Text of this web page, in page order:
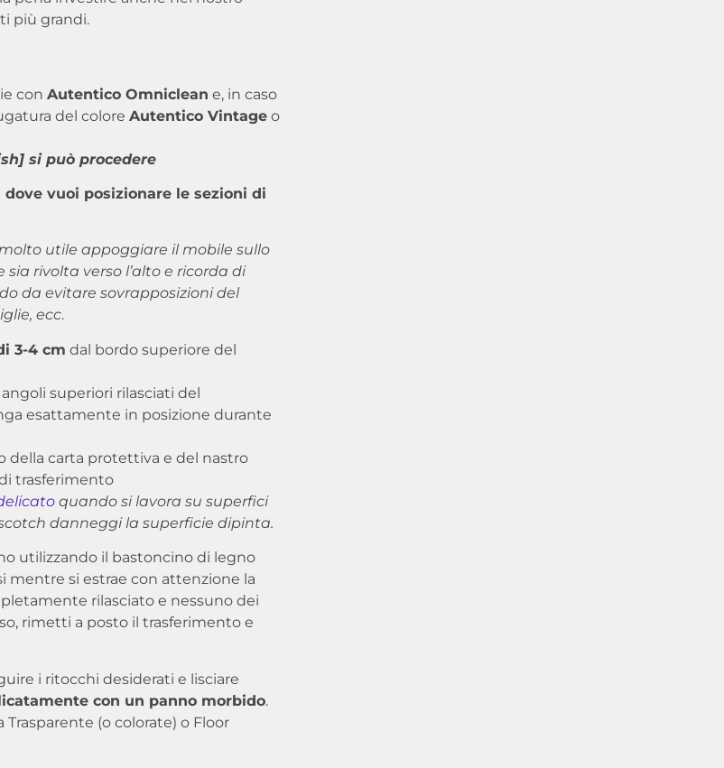
più grandi.
conAutentico Omniclean e, in caso
del coloreAutentico Vintage o
si può procedere
vuoi posizionare le sezioni di
utile appoggiare il mobile sullo
rivolta verso l’alto e ricorda di
da evitare sovrapposizioni del
ecc.
3-4 cm dal bordo superiore del
superiori rilasciati del
esattamente in posizione durante
carta protettiva e del nastro
trasferimento
quando si lavora su superfici
danneggi la superficie dipinta.
utilizzando il bastoncino di legno
mentre si estrae con attenzione la
rilasciato e nessuno dei
rimetti a posto il trasferimento e
i ritocchi desiderati e lisciare
con un panno morbido.
(o colorate) o Floor